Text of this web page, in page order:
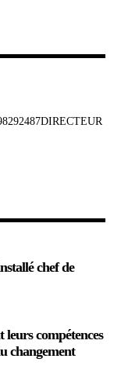
chef de
compétences
changement